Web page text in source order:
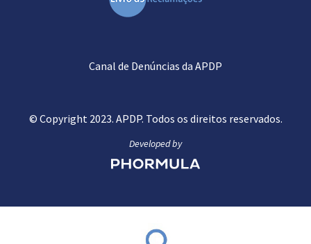
Canal de Denúncias da APDP
© Copyright 2023. APDP. Todos os direitos reservados.
Developed by